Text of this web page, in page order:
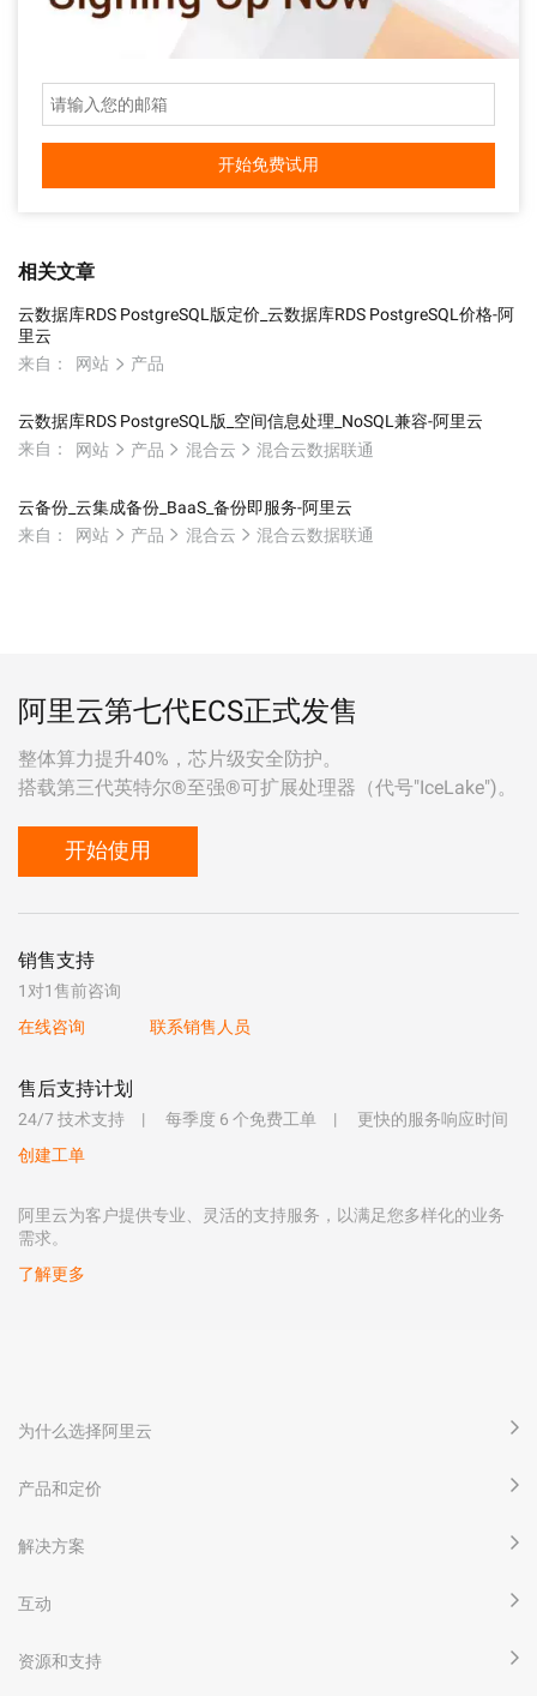
开始免费试用
相关文章
云数据库RDS PostgreSQL版定价_云数据库RDS PostgreSQL价格-阿
里云
来自：
网站 产品
云数据库RDS PostgreSQL版_空间信息处理_NoSQL兼容-阿里云
来自：
网站 产品 混合云 混合云数据联通
云备份_云集成备份_BaaS_备份即服务-阿里云
来自：
网站 产品 混合云 混合云数据联通
阿里云第七代ECS正式发售
整体算力提升40%，芯片级安全防护。
搭载第三代英特尔®至强®可扩展处理器（代号"IceLake")。
开始使用
销售支持
1对1售前咨询
在线咨询
联系销售人员
售后支持计划
24/7 技术支持 每季度 6 个免费工单
更快的服务响应时间
创建工单
阿里云为客户提供专业、灵活的支持服务，以满足您多样化的业务
需求。
了解更多
为什么选择阿里云
产品和定价
解决方案
互动
资源和支持